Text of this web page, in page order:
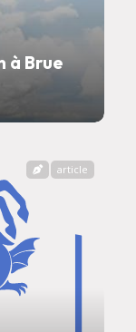
à Brue
article